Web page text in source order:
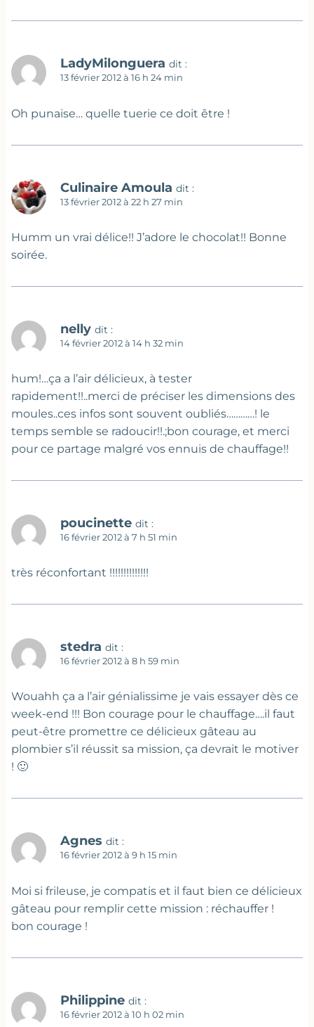
LadyMilonguera dit :
13 février 2012 à 16 h 24 min
Oh punaise… quelle tuerie ce doit être !
Culinaire Amoula dit :
13 février 2012 à 22 h 27 min
Humm un vrai délice!! J’adore le chocolat!! Bonne
soirée.
nelly dit :
14 février 2012 à 14 h 32 min
hum!…ça a l’air délicieux, à tester
rapidement!!..merci de préciser les dimensions des
moules..ces infos sont souvent oubliés…………! le
temps semble se radoucir!!.;bon courage, et merci
pour ce partage malgré vos ennuis de chauffage!!
poucinette dit :
16 février 2012 à 7 h 51 min
très réconfortant !!!!!!!!!!!!!!
stedra dit :
16 février 2012 à 8 h 59 min
Wouahh ça a l’air génialissime je vais essayer dès ce
week-end !!! Bon courage pour le chauffage….il faut
peut-être promettre ce délicieux gâteau au
plombier s’il réussit sa mission, ça devrait le motiver
! 🙂
Agnes dit :
16 février 2012 à 9 h 15 min
Moi si frileuse, je compatis et il faut bien ce délicieux
gâteau pour remplir cette mission : réchauffer !
bon courage !
Philippine dit :
16 février 2012 à 10 h 02 min